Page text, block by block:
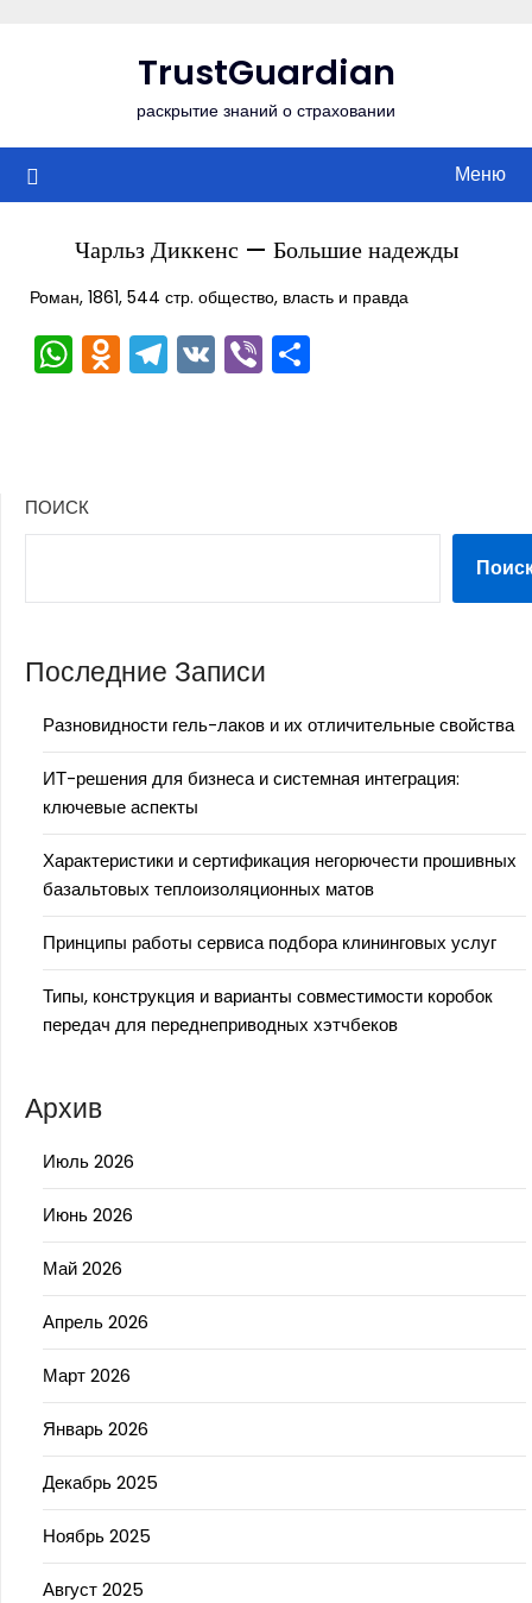
TrustGuardian
раскрытие знаний о страховании
Меню
Чарльз Диккенс — Большие надежды
Роман, 1861, 544 стр. общество, власть и правда
WhatsApp
Odnoklassniki
Telegram
VKViber
ПОИСК
Последние Записи
Разновидности гель-лаков и их отличительные свойства
ИТ-решения для бизнеса и системная интеграция:
ключевые аспекты
Характеристики и сертификация негорючести прошивных
базальтовых теплоизоляционных матов
Принципы работы сервиса подбора клининговых услуг
Типы, конструкция и варианты совместимости коробок
передач для переднеприводных хэтчбеков
Архив
Июль 2026
Июнь 2026
Май 2026
Апрель 2026
Март 2026
Январь 2026
Декабрь 2025
Ноябрь 2025
Август 2025